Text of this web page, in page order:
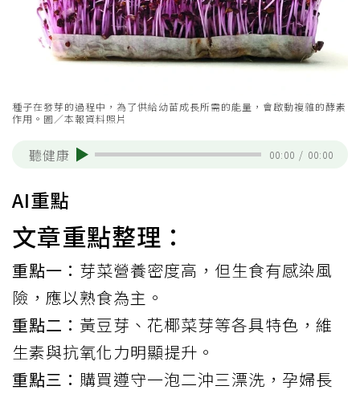
種子在發芽的過程中，為了供給幼苗成長所需的能量，會啟動複雜的酵素
作用。圖／本報資料照片
聽健康 00:00 / 00:00
AI重點
文章重點整理：
重點一： 芽菜營養密度高，但生食有感染風
險，應以熟食為主。
重點二： 黃豆芽、花椰菜芽等各具特色，維
生素與抗氧化力明顯提升。
重點三： 購買遵守一泡二沖三漂洗，孕婦長